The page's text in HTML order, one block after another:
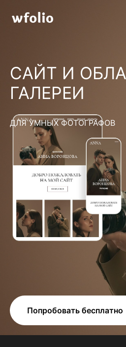
САЙТ И
ГАЛЕРЕИ
ДЛЯ УМНЫХ ФОТОГРАФОВ
Попробовать бесплатно